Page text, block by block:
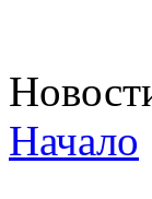
Начало